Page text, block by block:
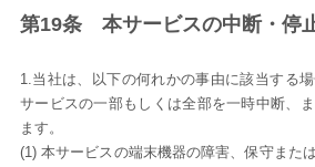
第19条 本サービスの中断・停
1.当社は、以下の何れかの事由に該当する
サービスの一部もしくは全部を一時中断、
ます。
(1) 本サービスの端末機器の障害、保守また